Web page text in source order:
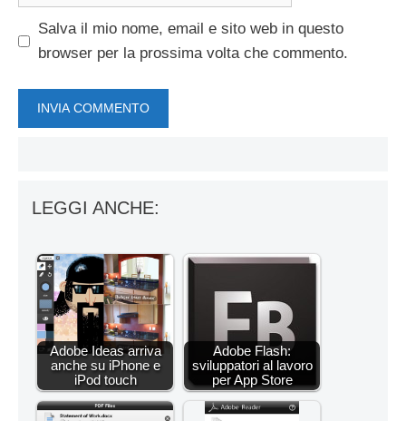
Salva il mio nome, email e sito web in questo
browser per la prossima volta che commento.
LEGGI ANCHE:
Adobe Ideas arriva
anche su iPhone e
iPod touch
Adobe Flash:
sviluppatori al lavoro
per App Store